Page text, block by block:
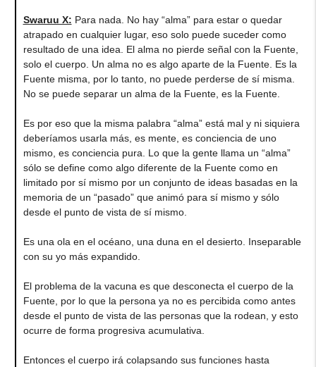
Swaruu X: Para nada. No hay “alma” para estar o quedar
atrapado en cualquier lugar, eso solo puede suceder como
resultado de una idea. El alma no pierde señal con la Fuente,
solo el cuerpo. Un alma no es algo aparte de la Fuente. Es la
Fuente misma, por lo tanto, no puede perderse de sí misma.
No se puede separar un alma de la Fuente, es la Fuente.
Es por eso que la misma palabra “alma” está mal y ni siquiera
deberíamos usarla más, es mente, es conciencia de uno
mismo, es conciencia pura. Lo que la gente llama un “alma”
sólo se define como algo diferente de la Fuente como en
limitado por sí mismo por un conjunto de ideas basadas en la
memoria de un “pasado” que animó para sí mismo y sólo
desde el punto de vista de sí mismo.
Es una ola en el océano, una duna en el desierto. Inseparable
con su yo más expandido.
El problema de la vacuna es que desconecta el cuerpo de la
Fuente, por lo que la persona ya no es percibida como antes
desde el punto de vista de las personas que la rodean, y esto
ocurre de forma progresiva acumulativa.
Entonces el cuerpo irá colapsando sus funciones hasta